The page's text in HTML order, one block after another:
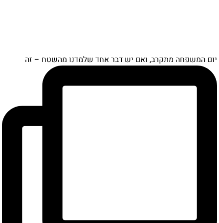
המשפחה מתקרב, ואם יש דבר אחד שלמדנו מהשטח – זה